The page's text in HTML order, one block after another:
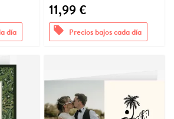
día
11,99 €
offers Precios bajos cada día